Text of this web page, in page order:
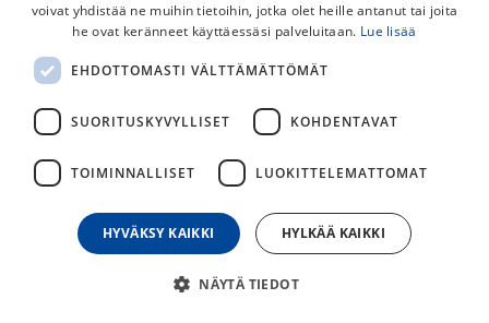
Continental Terra Speed TLR
Ulkorengas
Terra Speed TLR gravelrengas pistosuojauksella ja tubeless
ready teknologialla. Black Chili kumiseos!
Continental Terra Speed TLR on Gravel/Cross -rengas
nopeaan ajoon!
75,00€
voivat yhdistää ne muihin tietoihin, jotka olet heille antanut tai joita
he ovat keränneet käyttäessäsi palveluitaan. Lue lisää
EHDOTTOMASTI VÄLTTÄMÄTTÖMÄT
SUORITUSKYVYLLISET KOHDENTAVAT
TOIMINNALLISET LUOKITTELEMATTOMAT
HYVÄKSY KAIKKI HYLKÄÄ KAIKKI
NÄYTÄ TIEDOT